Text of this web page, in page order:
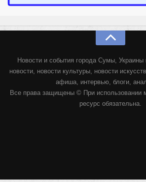
Новости и события города Сумы,
новости, новости культуры, новости
афиша, интервью, блоги,
Все права защищены © При использовании
ресурс обязательна.